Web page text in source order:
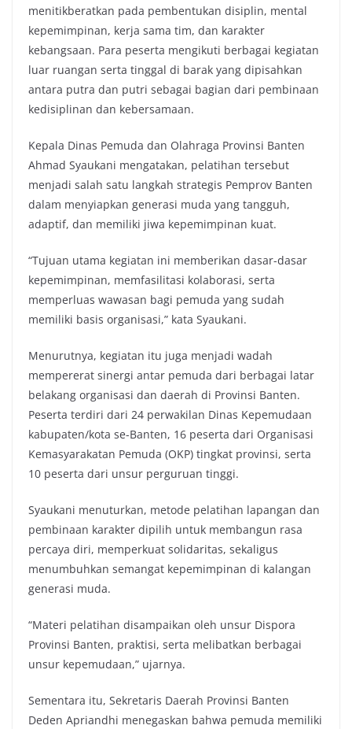
menitikberatkan pada pembentukan disiplin, mental
kepemimpinan, kerja sama tim, dan karakter
kebangsaan. Para peserta mengikuti berbagai kegiatan
luar ruangan serta tinggal di barak yang dipisahkan
antara putra dan putri sebagai bagian dari pembinaan
kedisiplinan dan kebersamaan.
Kepala Dinas Pemuda dan Olahraga Provinsi Banten
Ahmad Syaukani mengatakan, pelatihan tersebut
menjadi salah satu langkah strategis Pemprov Banten
dalam menyiapkan generasi muda yang tangguh,
adaptif, dan memiliki jiwa kepemimpinan kuat.
“Tujuan utama kegiatan ini memberikan dasar-dasar
kepemimpinan, memfasilitasi kolaborasi, serta
memperluas wawasan bagi pemuda yang sudah
memiliki basis organisasi,” kata Syaukani.
Menurutnya, kegiatan itu juga menjadi wadah
mempererat sinergi antar pemuda dari berbagai latar
belakang organisasi dan daerah di Provinsi Banten.
Peserta terdiri dari 24 perwakilan Dinas Kepemudaan
kabupaten/kota se-Banten, 16 peserta dari Organisasi
Kemasyarakatan Pemuda (OKP) tingkat provinsi, serta
10 peserta dari unsur perguruan tinggi.
Syaukani menuturkan, metode pelatihan lapangan dan
pembinaan karakter dipilih untuk membangun rasa
percaya diri, memperkuat solidaritas, sekaligus
menumbuhkan semangat kepemimpinan di kalangan
generasi muda.
“Materi pelatihan disampaikan oleh unsur Dispora
Provinsi Banten, praktisi, serta melibatkan berbagai
unsur kepemudaan,” ujarnya.
Sementara itu, Sekretaris Daerah Provinsi Banten
Deden Apriandhi menegaskan bahwa pemuda memiliki